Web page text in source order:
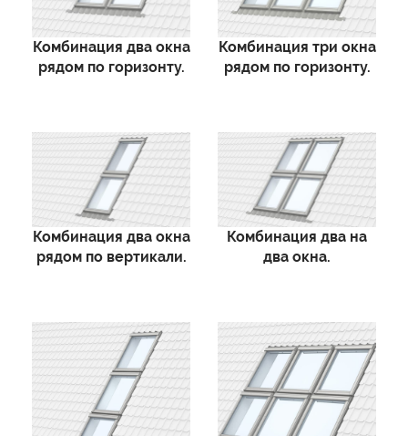
Комбинация два окна
рядом по горизонту.
Комбинация три окна
рядом по горизонту.
Комбинация два окна
рядом по вертикали.
Комбинация два на
два окна.